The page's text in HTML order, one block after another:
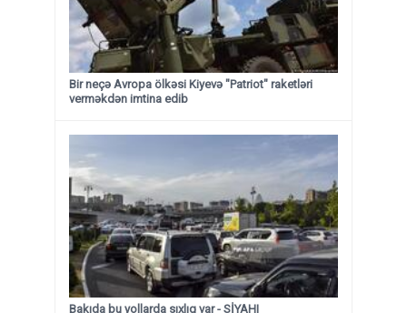
Bir neçə Avropa ölkəsi Kiyevə "Patriot" raketləri
verməkdən imtina edib
Bakıda bu yollarda sıxlıq var - SİYAHI